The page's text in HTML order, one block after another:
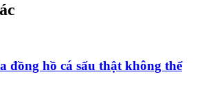
đồng hồ cá sấu thật không thể